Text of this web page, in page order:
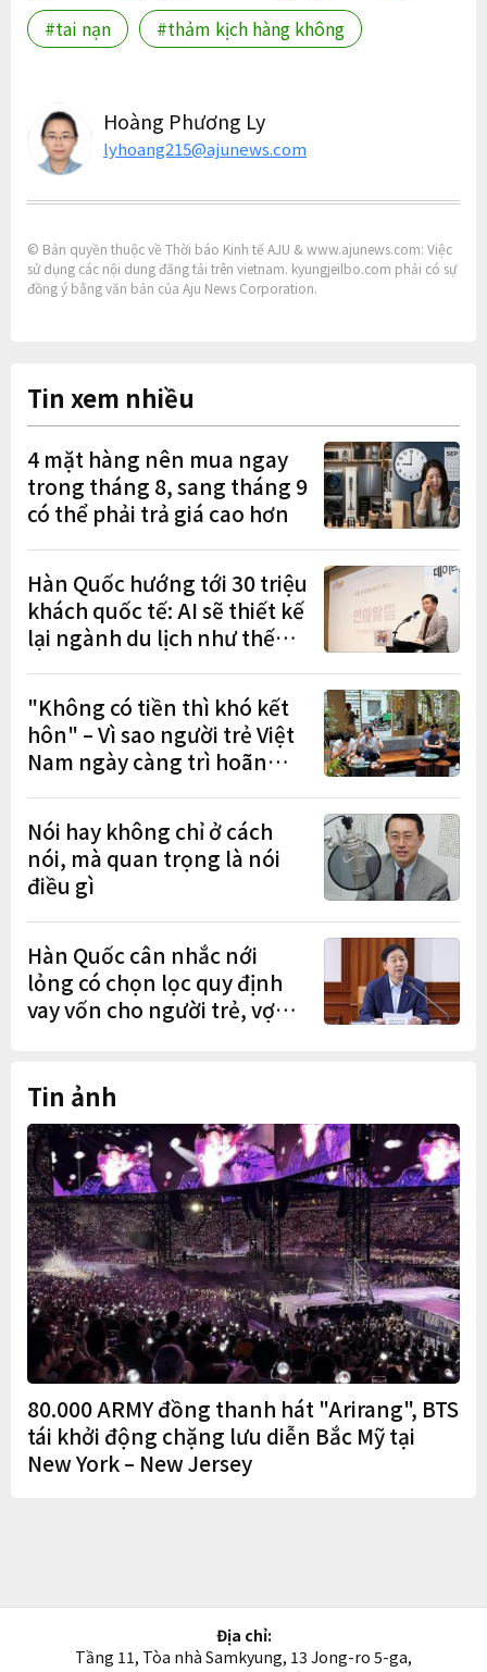
#tai nạn
#thảm kịch hàng không
Hoàng Phương Ly
lyhoang215@ajunews.com
© Bản quyền thuộc về Thời báo Kinh tế AJU & www.ajunews.com: Việc
sử dụng các nội dung đăng tải trên vietnam. kyungjeilbo.com phải có sự
đồng ý bằng văn bản của Aju News Corporation.
Tin xem nhiều
4 mặt hàng nên mua ngay
trong tháng 8, sang tháng 9
có thể phải trả giá cao hơn
Hàn Quốc hướng tới 30 triệu
khách quốc tế: AI sẽ thiết kế
lại ngành du lịch như thế
"Không có tiền thì khó kết
hôn" – Vì sao người trẻ Việt
Nam ngày càng trì hoãn
Nói hay không chỉ ở cách
nói, mà quan trọng là nói
điều gì
Hàn Quốc cân nhắc nới
lỏng có chọn lọc quy định
vay vốn cho người trẻ, vợ
Tin ảnh
80.000 ARMY đồng thanh hát "Arirang", BTS
tái khởi động chặng lưu diễn Bắc Mỹ tại
New York – New Jersey
Địa chỉ:
Tầng 11, Tòa nhà Samkyung, 13 Jong-ro 5-ga,